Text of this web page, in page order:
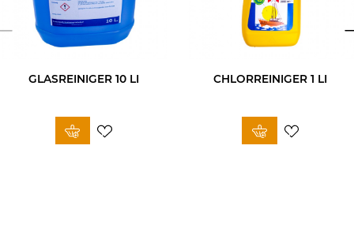
GLASREINIGER 10 LI CHLORREINIGER 1 LI